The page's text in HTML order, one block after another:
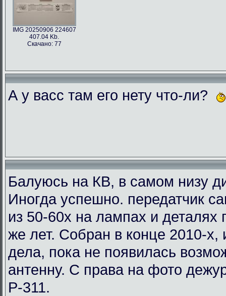
IMG 20250906 224607
407.04 Kb.
Скачано: 77
А у васс там его нету что-ли?
Балуюсь на КВ, в самом низу
Иногда успешно. передатчик
из 50-60х на лампах и деталях
же лет. Собран в конце 2010-х,
дела, пока не появилась
антенну. С права на фото
Р-311.